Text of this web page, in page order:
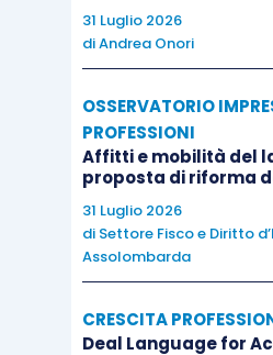
Il CNDCEC, invece,
documento novembre
15.1.2016 e 30.9.2016
semplificazione nel 2024
il CNDCEC, nel
Confindustria datato
31 Luglio 2026
diAndrea Onori
OSSERVATORIO
PROFESSIONI
Affitti e mobilità del
proposta di riforma
31 Luglio 2026
di Settore Fisco e Diritto
Assolombarda
CRESCITA
Deal Language for